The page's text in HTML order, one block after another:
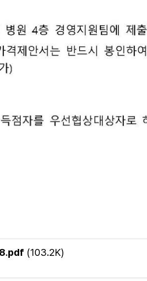
(103.2K)